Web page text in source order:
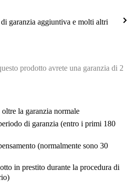
garanzia aggiuntiva e molti altri
prodotto avrete una garanzia di 2
la garanzia normale
di garanzia (entro i primi 180
(normalmente sono 30
in prestito durante la procedura di